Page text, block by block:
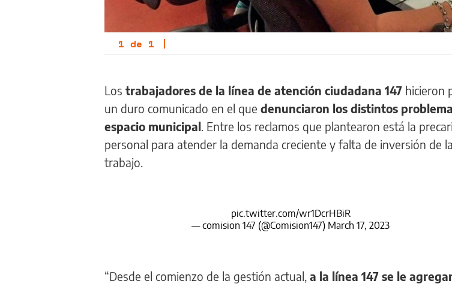
1 de 1 |
Los trabajadores de la línea de atención ciudadana 147 hicieron
un duro comunicado en el que denunciaron los distintos
espacio municipal . Entre los reclamos que plantearon está la
personal para atender la demanda creciente y falta de inversión de
trabajo.
pic.twitter.com/wr1DcrHBiR
— comision 147 (@Comision147) March 17, 2023
“Desde el comienzo de la gestión actual, a la línea 147 se le